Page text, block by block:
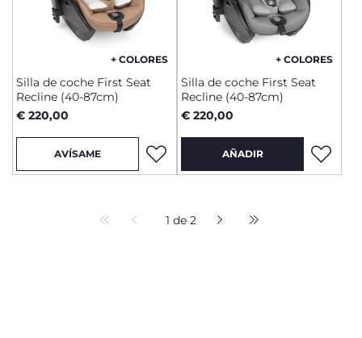
+ COLORES
Silla de coche First Seat
Recline (40-87cm)
€ 220,00
AVÍSAME
+ COLORES
Silla de coche First Seat
Recline (40-87cm)
€ 220,00
AÑADIR
1 de 2